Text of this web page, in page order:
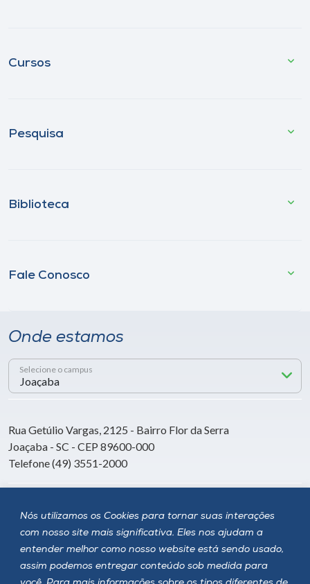
Nós utilizamos os Cookies para tornar suas interações
com nosso site mais significativa. Eles nos ajudam a
entender melhor como nosso website está sendo usado,
assim podemos entregar conteúdo sob medida para
Cursos
Pesquisa
Biblioteca
Fale Conosco
Onde estamos
Selecione o campus
Rua Getúlio Vargas, 2125 - Bairro Flor da Serra
Joaçaba - SC - CEP 89600-000
Telefone (49) 3551-2000
Siga a Unoesc